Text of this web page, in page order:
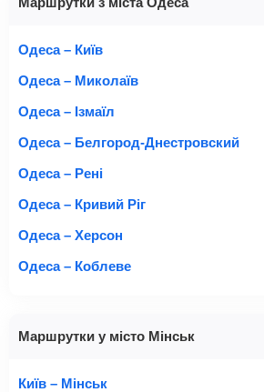
Одеса – Київ
Одеса – Миколаїв
Одеса – Ізмаїл
Одеса – Белгород-Днестровский
Одеса – Рені
Одеса – Кривий Ріг
Одеса – Херсон
Одеса – Коблеве
Маршрутки у місто Мінськ
Київ – Мінськ